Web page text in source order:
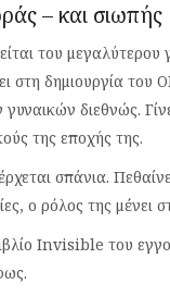
– και σιωπής
του μεγαλύτερου
στη δημιουργία του
διεθνώς.
της εποχής της.
σπάνια.
ο ρόλος της μένει
Invisible του